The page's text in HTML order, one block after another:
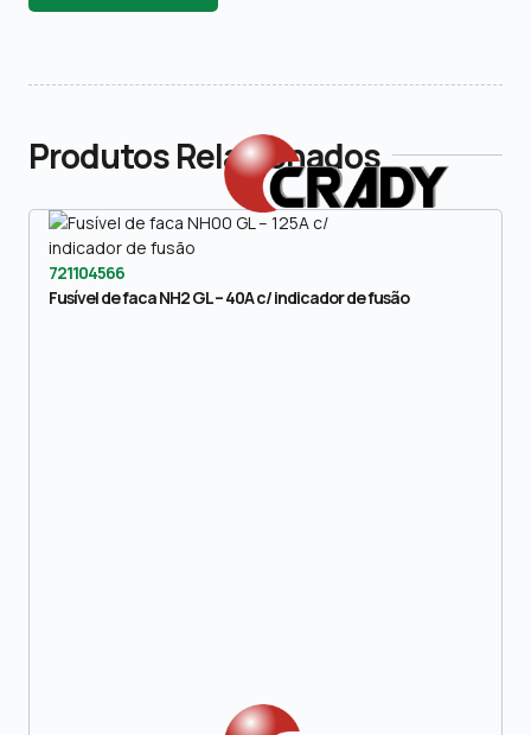
Produtos Relacionados
721104566
Fusível de faca NH2 GL – 40A c/ indicador de fusão